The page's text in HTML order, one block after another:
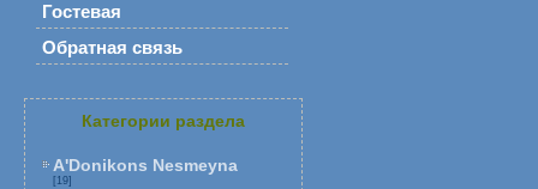
Гостевая
Обратная связь
Категории раздела
A'Donikons Nesmeyna
[19]